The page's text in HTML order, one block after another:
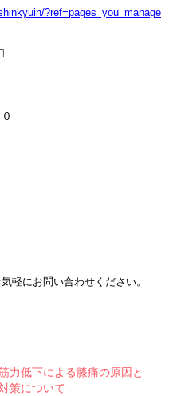
?ref=pages_you_manage
軽にお問い合わせください。
力低下による膝痛の原因と
策について